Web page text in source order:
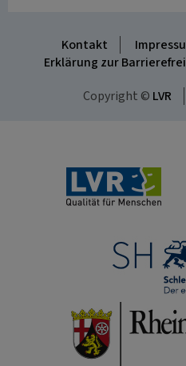
Kontakt
Erklärung zur
Copyright © LVR